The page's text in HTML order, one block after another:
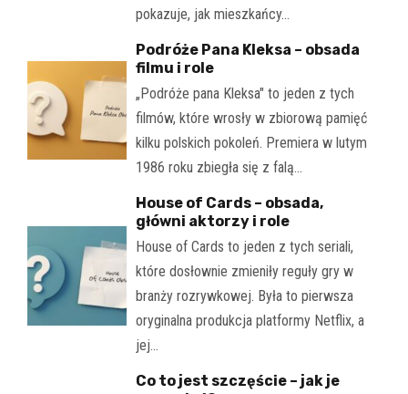
pokazuje, jak mieszkańcy…
Podróże Pana Kleksa – obsada
filmu i role
„Podróże pana Kleksa" to jeden z tych
filmów, które wrosły w zbiorową pamięć
kilku polskich pokoleń. Premiera w lutym
1986 roku zbiegła się z falą…
House of Cards – obsada,
główni aktorzy i role
House of Cards to jeden z tych seriali,
które dosłownie zmieniły reguły gry w
branży rozrywkowej. Była to pierwsza
oryginalna produkcja platformy Netflix, a
jej…
Co to jest szczęście – jak je